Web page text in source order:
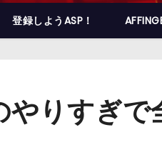
登録しようASP！
やりすぎ